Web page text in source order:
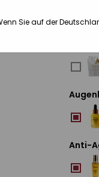
Sie auf der
Anti-